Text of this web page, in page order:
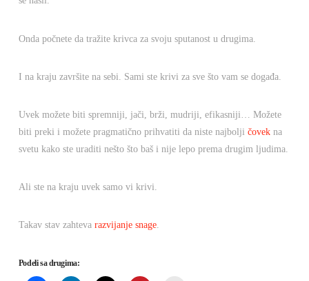
Onda počnete da tražite krivca za svoju sputanost u drugima.
I na kraju završite na sebi. Sami ste krivi za sve što vam se događa.
Uvek možete biti spremniji, jači, brži, mudriji, efikasniji… Možete
biti preki i možete pragmatično prihvatiti da niste najbolji čovekna
svetu kako ste uraditi nešto što baš i nije lepo prema drugim ljudima.
Ali ste na kraju uvek samo vi krivi.
Takav stav zahteva razvijanje snage.
Podeli sa drugima: